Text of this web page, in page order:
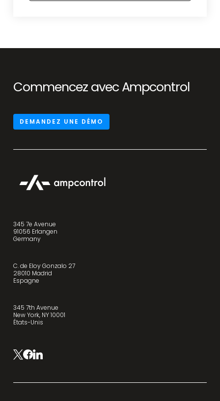
Commencez avec Ampcontrol
DEMANDEZ UNE DÉMO
345 7e Avenue
91056 Erlangen
Germany
C. de Eloy Gonzalo 27
28010 Madrid
Espagne
345 7th Avenue
New York, NY 10001
États-Unis